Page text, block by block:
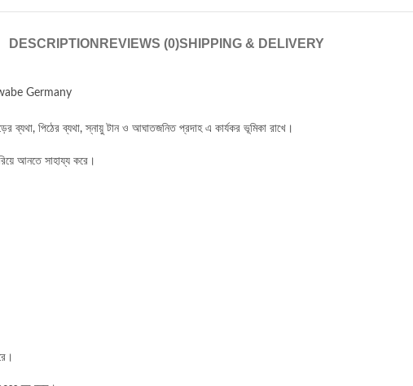
DESCRIPTION REVIEWS (0)SHIPPING & DELIVERY
Germany
পিঠের ব্যথা, স্নায়ু টান ও আঘাতজনিত প্রদাহএ কার্যকর ভূমিকা রাখে।
আনতে সাহায্য করে।